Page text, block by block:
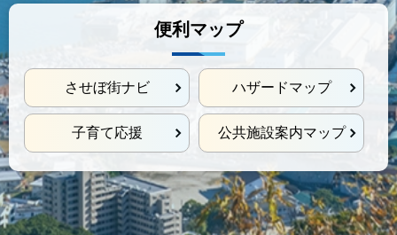
便利マップ
させぼ街ナビ ハザードマップ
子育て応援 公共施設案内マップ